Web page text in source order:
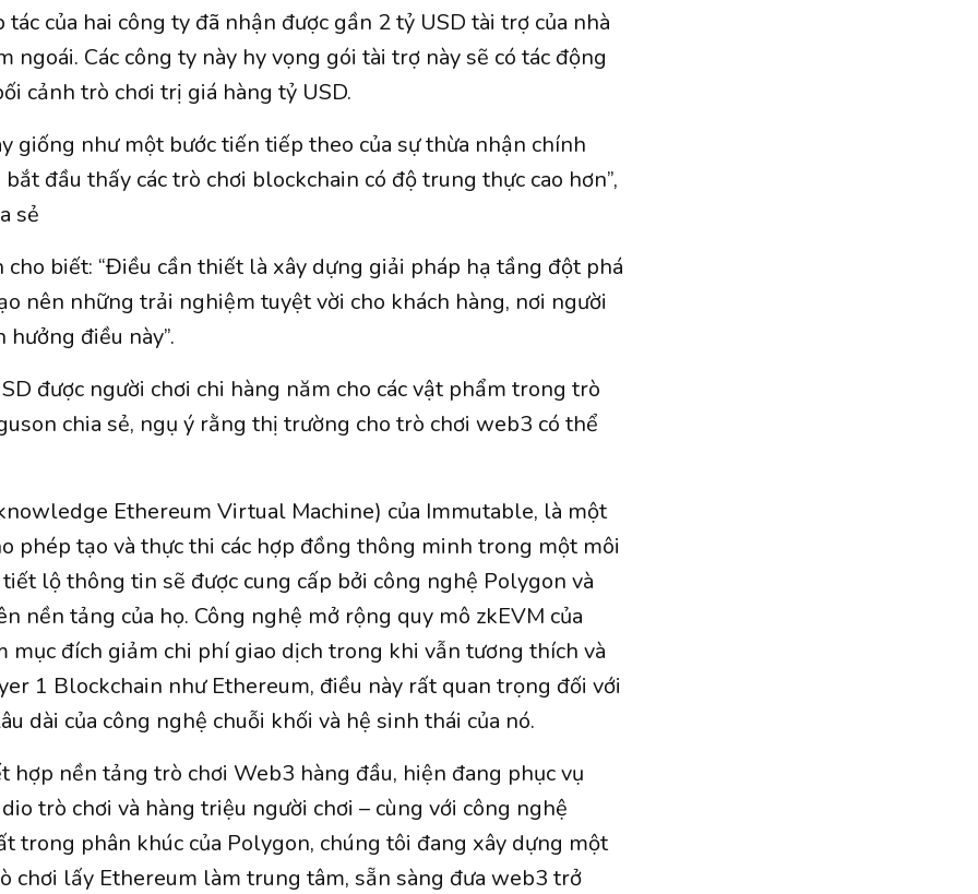
của hai công ty đã nhận được gần 2 tỷ USD tài trợ của nhà
ngoái. Các công ty này hy vọng gói tài trợ này sẽ có tác động
cảnh trò chơi trị giá hàng tỷ USD.
giống như một bước tiến tiếp theo của sự thừa nhận chính
đầu thấy các trò chơi blockchain có độ trung thực cao hơn”,
sẻ
cho biết: “Điều cần thiết là xây dựng giải pháp hạ tầng đột phá
nên những trải nghiệm tuyệt vời cho khách hàng, nơi người
điều này”.
được người chơi chi hàng năm cho các vật phẩm trong trò
chia sẻ, ngụ ý rằng thị trường cho trò chơi web3 có thể
Ethereum Virtual Machine) của Immutable, là một
phép tạo và thực thi các hợp đồng thông minh trong một môi
lộ thông tin sẽ được cung cấp bởi công nghệ Polygon và
nền tảng của họ. Công nghệ mở rộng quy mô zkEVM của
mục đích giảm chi phí giao dịch trong khi vẫn tương thích và
1 Blockchain như Ethereum, điều này rất quan trọng đối với
dài của công nghệ chuỗi khối và hệ sinh thái của nó.
hợp nền tảng trò chơi Web3 hàng đầu, hiện đang phục vụ
trò chơi và hàng triệu người chơi – cùng với công nghệ
trong phân khúc của Polygon, chúng tôi đang xây dựng một
chơi lấy Ethereum làm trung tâm, sẵn sàng đưa web3 trở